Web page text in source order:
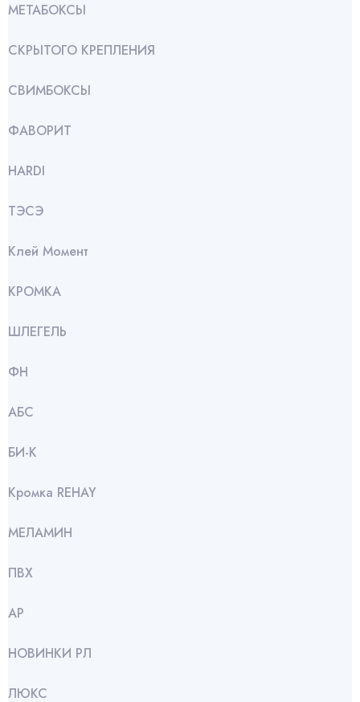
МЕТАБОКСЫ
СКРЫТОГО КРЕПЛЕНИЯ
СВИМБОКСЫ
ФАВОРИТ
HARDI
ТЭСЭ
Клей Момент
КРОМКА
ШЛЕГЕЛЬ
ФН
АБС
БИ-К
Кромка REHAY
МЕЛАМИН
ПВХ
АР
НОВИНКИ РЛ
ЛЮКС